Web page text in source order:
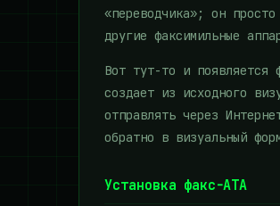
«переводчика»; он
другие факсимильные
Вот тут-то и появляется
создает из исходного
отправлять через
обратно в визуальный
Установка факс-АТА